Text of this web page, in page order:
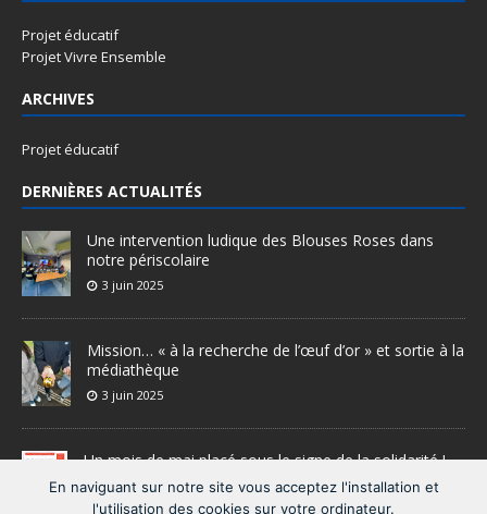
Projet éducatif
Projet Vivre Ensemble
ARCHIVES
Projet éducatif
DERNIÈRES ACTUALITÉS
Une intervention ludique des Blouses Roses dans
notre périscolaire
3 juin 2025
Mission… « à la recherche de l’œuf d’or » et sortie à la
médiathèque
3 juin 2025
Un mois de mai placé sous le signe de la solidarité !
28 mai 2025
En naviguant sur notre site vous acceptez l'installation et
l'utilisation des cookies sur votre ordinateur.